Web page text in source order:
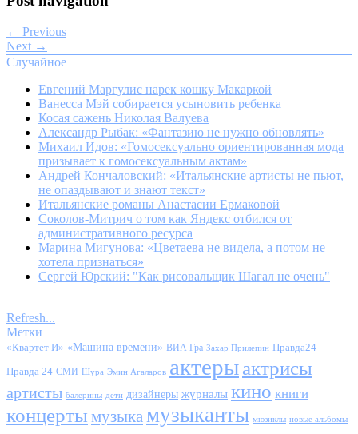
← Previous
Next →
Случайное
Евгений Маргулис нарек кошку Макаркой
Ванесса Мэй собирается усыновить ребенка
Косая сажень Николая Валуева
Александр Рыбак: «Фантазию не нужно обновлять»
Михаил Идов: «Гомосексуально ориентированная мода
призывает к гомосексуальным актам»
Андрей Кончаловский: «Итальянские артисты не пьют,
не опаздывают и знают текст»
Итальянские романы Анастасии Ермаковой
Соколов-Митрич о том как Яндекс отбился от
административного ресурса
Марина Мигунова: «Цветаева не видела, а потом не
хотела признаться»
Сергей Юрский: "Как рисовальщик Шагал не очень"
Refresh...
Метки
«Квартет И» «Машина времени» ВИА Гра Захар Прилепин Правда24
Правда 24 СМИ Шура Эмин Агаларов актерыактрисы
артисты балерины дети дизайнеры журналы кино книги
концерты музыка музыканты мюзиклы новые альбомы